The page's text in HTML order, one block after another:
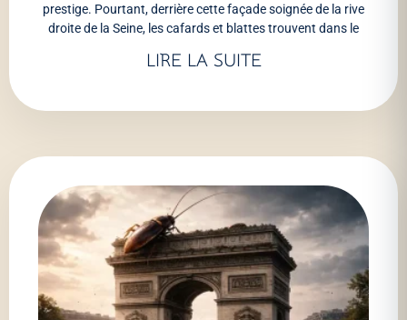
prestige. Pourtant, derrière cette façade soignée de la rive
droite de la Seine, les cafards et blattes trouvent dans le
LIRE LA SUITE